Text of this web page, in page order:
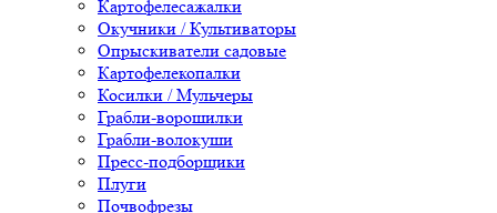
Картофелесажалки
Окучники / Культиваторы
Опрыскиватели садовые
Картофелекопалки
Косилки / Мульчеры
Грабли-ворошилки
Грабли-волокуши
Пресс-подборщики
Плуги
Почвофрезы